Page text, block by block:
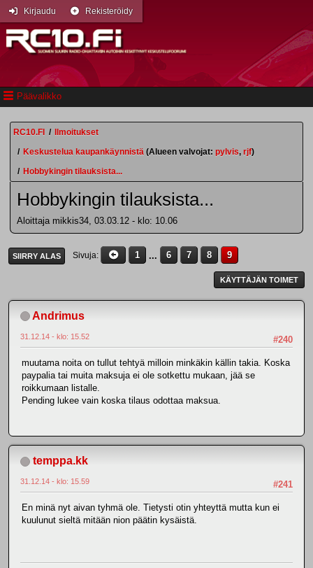
Päävalikko
Kirjaudu Rekisteröidy
RC10.FI /
Ilmoitukset
/ Keskustelua kaupankäynnistä (Alueen valvojat: pylvis, rjf)
/ Hobbykingin tilauksista...
Hobbykingin tilauksista...
Aloittaja mikkis34, 03.03.12 - klo: 10.06
SIIRRY ALAS Sivuja 1 ... 6 7 8 9
KÄYTTÄJÄN TOIMET
Andrimus
#240
31.12.14 - klo: 15.52
muutama noita on tullut tehtyä milloin minkäkin källin takia. Koska
paypalia tai muita maksuja ei ole sotkettu mukaan, jää se
roikkumaan listalle.
Pending lukee vain koska tilaus odottaa maksua.
temppa.kk
#241
31.12.14 - klo: 15.59
En minä nyt aivan tyhmä ole. Tietysti otin yhteyttä mutta kun ei
kuulunut sieltä mitään nion päätin kysäistä.